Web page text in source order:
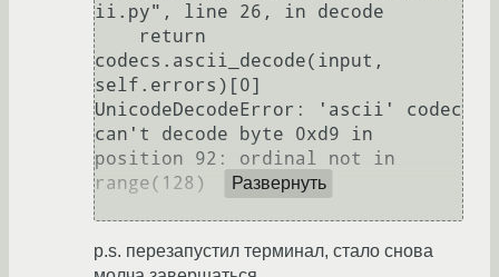
ii.py", line 26, in decode
codecs.ascii_decode(input,
self.errors)[0]
UnicodeDecodeError: 'ascii' codec
can't decode byte 0xd9 in
position 92: ordinal not in
range(128)
Развернуть
p.s. перезапустил терминал, стало снова